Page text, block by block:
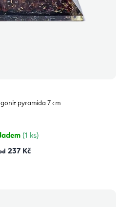
pyramida 7 cm
(1 ks)
237 Kč